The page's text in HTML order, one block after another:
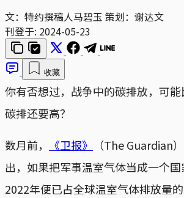
文：特约撰稿人马碧玉 策划：谢达文
刊登于: 2024-05-23
收藏
你有否想过，战争中的碳排放，可
碳排还要高？
数月前，
《卫报》
（The Guardian
出，如果把军事温室气体当成一个
2022年便已占全球温室气体排放量